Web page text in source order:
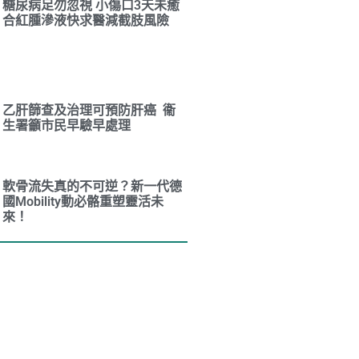
糖尿病足勿忽視 小傷口3天未癒
合紅腫滲液快求醫減截肢風險
乙肝篩查及治理可預防肝癌 衞
生署籲市民早驗早處理
軟骨流失真的不可逆？新一代德
國Mobility動必骼重塑靈活未
來！